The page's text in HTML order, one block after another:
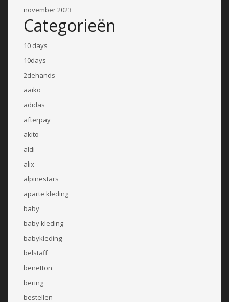
november 2023
Categorieën
10 days
10days
2dehands
aaiko
adidas
afterpay
akito
aldi
alix
alpinestars
aparte kleding
baby
baby kleding
babykleding
belstaff
benetton
bering
bestellen